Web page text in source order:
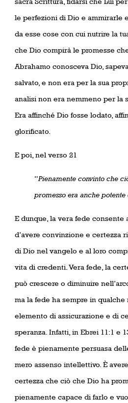
le perfezioni di Dio e ammirarle
da esse cose con cui nutrire la
che Dio compirà le promesse
Abrahamo conosceva Dio,
salvato, e non era per la sua
analisi non era nemmeno per la
Era affinché Dio fosse lodato,
glorificato.
E poi, nel verso 21
“Pienamente convinto che
promesso era anche potente
E dunque, la vera fede consente
d’avere convinzione e certezza
di Dio nel vangelo e al loro
vita di credenti. Vera fede, la
può crescere o diminuire
ma la fede ha sempre in qualche
elemento di assicurazione e di
speranza. Infatti, in Ebrei 11:1 e
fede è pienamente persuasa
mero assenso intellettivo. È
certezza che ciò che Dio ha
pienamente capace di farlo e